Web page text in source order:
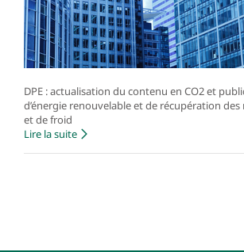
DPE : actualisation du contenu en CO2 et
d’énergie renouvelable et de récupération
et de froid
Lire la suite